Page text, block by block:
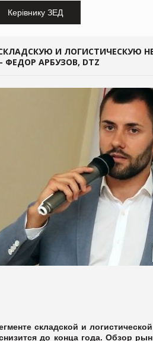
Керівнику ЗЕД
И ЛОГИСТИЧЕСКУЮ
АРБУЗОВ, DTZ
складской и
до конца года.Обзор